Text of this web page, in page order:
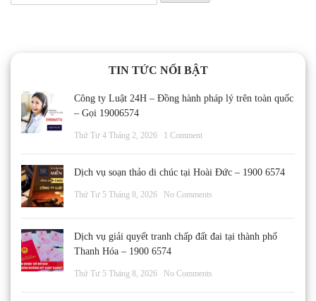
kiếm
TIN TỨC NỔI BẬT
Công ty Luật 24H – Đồng hành pháp lý trên toàn quốc
– Gọi 19006574
Thứ Tư 4 Tháng 2, 2026 1 Comment
Dịch vụ soạn thảo di chúc tại Hoài Đức – 1900 6574
Thứ Tư 5 Tháng 8, 2026 No Comments
Dịch vụ giải quyết tranh chấp đất đai tại thành phố
Thanh Hóa – 1900 6574
Thứ Tư 5 Tháng 8, 2026 No Comments